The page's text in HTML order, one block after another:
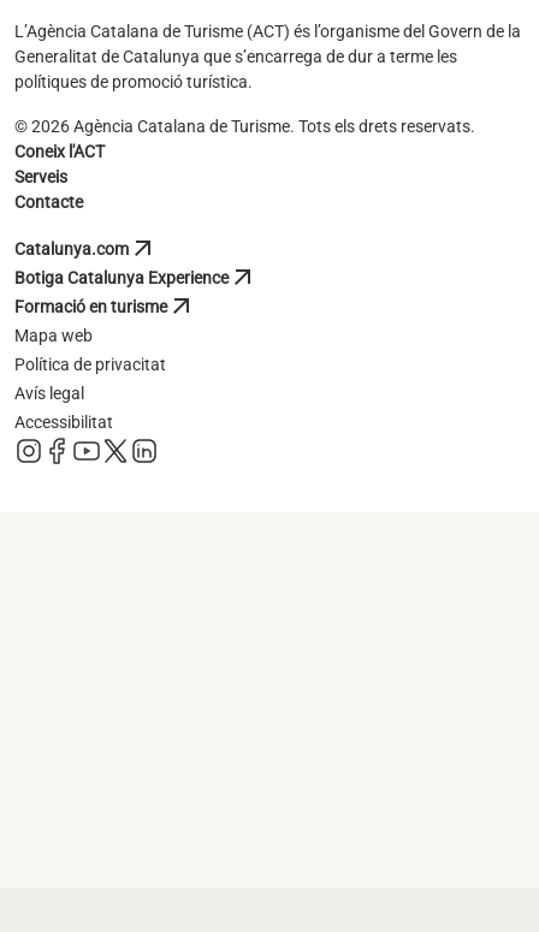
L’Agència Catalana de Turisme (ACT) és l’organisme del Govern de la
Generalitat de Catalunya que s’encarrega de dur a terme les
polítiques de promoció turística.
© 2026 Agència Catalana de Turisme. Tots els drets reservats.
Coneix l'ACT
Serveis
Contacte
Catalunya.com arrow_outward
s'obre en una pestanya nova
Botiga Catalunya Experiencearrow_outward
s'obre en una pestanya nova
Formació en turismearrow_outward
s'obre en una pestanya nova
Mapa web
Política de privacitat
Avís legal
Accessibilitat